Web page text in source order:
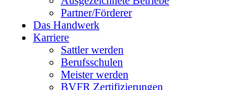
Partner/Förderer
Das Handwerk
Karriere
Sattler werden
Berufsschulen
Meister werden
BVFR Zertifizierungen